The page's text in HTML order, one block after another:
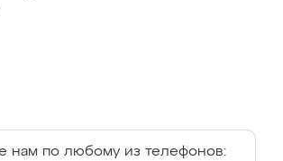
нам по любому из телефонов: